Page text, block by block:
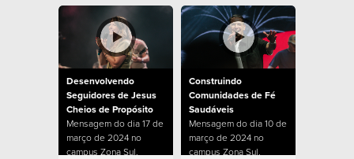
Desenvolvendo
Seguidores de Jesus
Cheios de Propósito
Mensagem do dia 17 de
março de 2024 no
campus Zona Sul.
Construindo
Comunidades de Fé
Saudáveis
Mensagem do dia 10 de
março de 2024 no
campus Zona Sul.